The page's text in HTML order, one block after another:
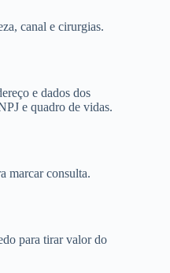
canal e cirurgias.
e dados dos
e quadro de vidas.
marcar consulta.
para tirar valor do